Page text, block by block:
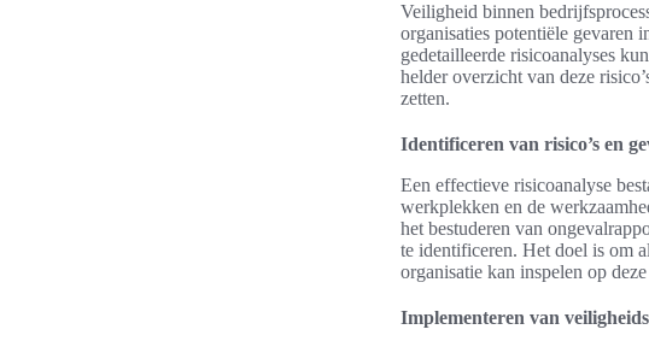
Veiligheid binnen
organisaties potentiële gevaren
gedetailleerde risicoanalyses
helder overzicht van deze
zetten.
Identificeren van risico’s en
Een effectieve risicoanalyse
werkplekken en de
het bestuderen van
te identificeren. Het doel is om
organisatie kan inspelen op
Implementeren van